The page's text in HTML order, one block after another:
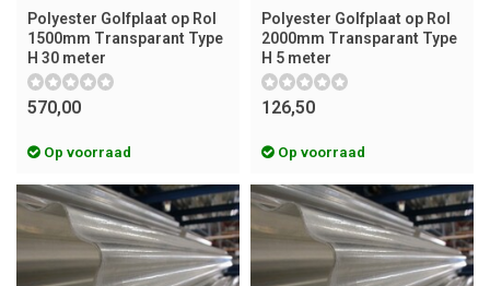
Polyester Golfplaat op Rol
1500mm Transparant Type
H 30 meter
570,00
Op voorraad
Polyester Golfplaat op Rol
2000mm Transparant Type
H 5 meter
126,50
Op voorraad